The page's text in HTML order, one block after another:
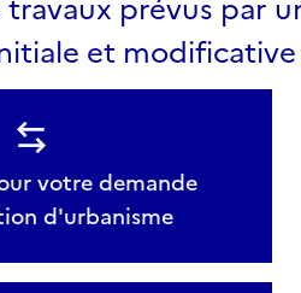
prévus par
et modificative
votre demande
d'urbanisme